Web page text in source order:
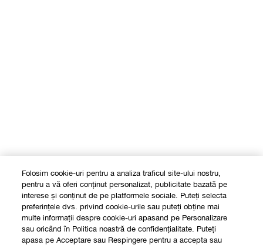
Folosim cookie-uri pentru a analiza traficul site-ului nostru,
pentru a vă oferi conținut personalizat, publicitate bazată pe
interese și conținut de pe platformele sociale. Puteți selecta
preferințele dvs. privind cookie-urile sau puteți obține mai
multe informații despre cookie-uri apasand pe Personalizare
sau oricând în Politica noastră de confidențialitate. Puteți
apasa pe Acceptare sau Respingere pentru a accepta sau